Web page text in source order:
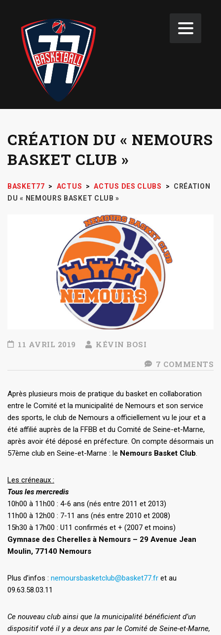
CRÉATION DU « NEMOURS
BASKET CLUB »
BASKET77 > ACTUS > ACTUS DES CLUBS >
CRÉATION
DU « NEMOURS BASKET CLUB »
11 AVRIL 2019
KÉVIN BOSI
7 COMMENTS
Après plusieurs mois de pratique du basket en collaboration
entre le Comité et la municipalité de Nemours et son service
des sports, le club de Nemours a officiellement vu le jour et a
été affilié auprès de la FFBB et du Comité de Seine-et-Marne,
après avoir été déposé en préfecture. On compte désormais un
57ème club en Seine-et-Marne : le Nemours Basket Club
Les créneaux :
Tous les mercredis
10h00 à 11h00 : 4-6 ans (nés entre 2011 et 2013)
11h00 à 12h00 : 7-11 ans (nés entre 2010 et 2008)
15h30 à 17h00 : U11 confirmés et + (2007 et moins)
Gymnase des Cherelles à Nemours – 29 Avenue Jean
Moulin, 77140 Nemours
Plus d’infos : nemoursbasketclub@basket77.fr et au
09.63.58.03.11
Ce nouveau club ainsi que la municipalité bénéficient d’un
dispositif voté il y a deux ans par le Comité de Seine-et-Marne,